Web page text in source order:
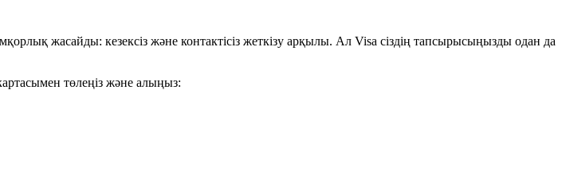
жасайды: кезексіз және контактісіз жеткізу арқылы. Ал Visa сіздің тапсырысыңызды одан да
төлеңіз және алыңыз: